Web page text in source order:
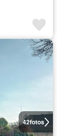
42fotos